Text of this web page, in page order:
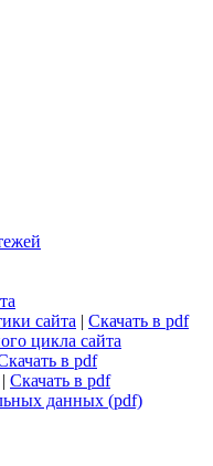
сайта|Скачать в pdf
цикла сайта